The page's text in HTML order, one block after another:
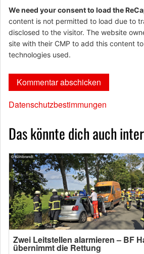
We need your consent to load the
content is not permitted to load due to
disclosed to the visitor. The website
site with their CMP to add this content
technologies used.
Datenschutzbestimmungen
Das könnte dich auch
Zwei Leitstellen alarmieren – BF
übernimmt die Rettung